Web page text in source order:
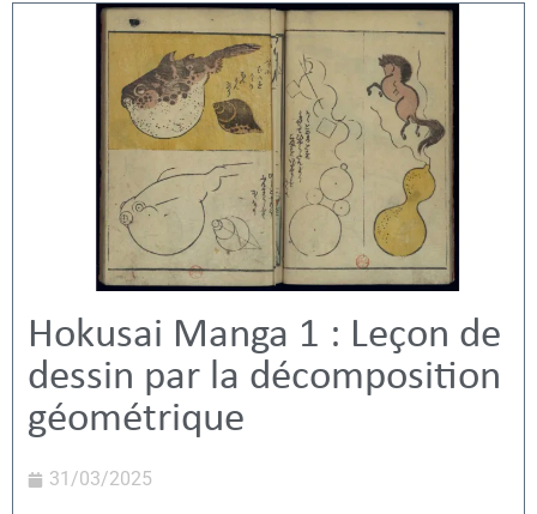
Hokusai Manga 1 : Leçon de
dessin par la décomposition
géométrique
31/03/2025